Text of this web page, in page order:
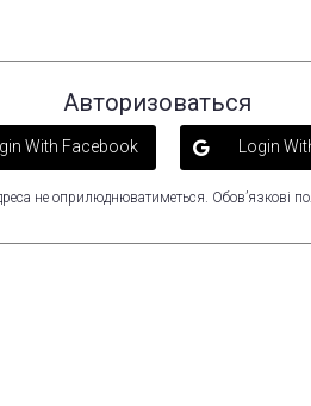
Авторизоваться
With Facebook Login
не оприлюднюватиметься. Обов’язкові